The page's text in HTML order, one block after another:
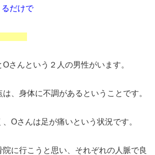
だけで
例
さんという２人の男性がいます。
、身体に不調があるということです。
、Oさんは足が痛いという状況です。
院に行こうと思い、それぞれの人脈で良